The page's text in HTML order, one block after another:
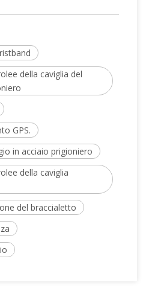
della caviglia del
GPS.
in acciaio prigioniero
della caviglia
del braccialetto